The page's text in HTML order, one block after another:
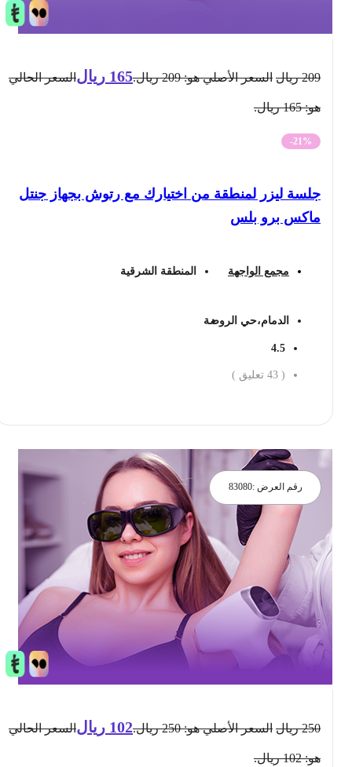
ريال السعر الأصلي هو: 209 ريال. 165 ريال السعر الحالي
-21%
جلسة ليزر لمنطقة من اختيارك مع رتوش بجهاز جنتل
ماكس برو بلس
مجمع الواجهة المنطقة الشرقية
الدمام،حي الروضة
4.5
43 تعليق )
رقم العرض :83080
ريال السعر الأصلي هو: 250 ريال. 102 ريال السعر الحالي